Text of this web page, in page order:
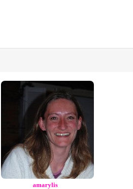
amarylis